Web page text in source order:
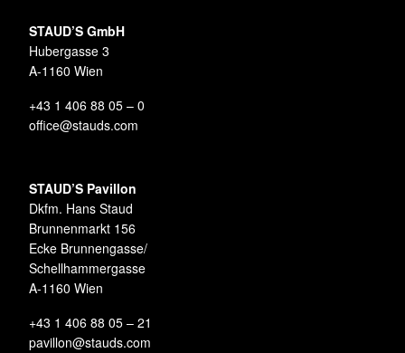
STAUD’S GmbH
Hubergasse 3
A-1160 Wien
+43 1 406 88 05 – 0
office@stauds.com
STAUD’S Pavillon
Dkfm. Hans Staud
Brunnenmarkt 156
Ecke Brunnengasse/
Schellhammergasse
A-1160 Wien
+43 1 406 88 05 – 21
pavillon@stauds.com